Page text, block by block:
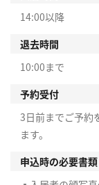
14:00以降
退去時間
10:00まで
予約受付
3日前までご予約
ます。
申込時の必要書類